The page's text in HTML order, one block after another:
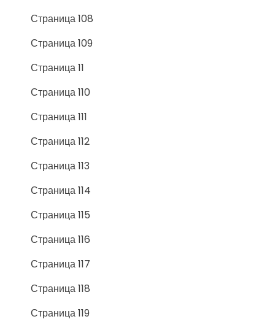
Страница 108
Страница 109
Страница 11
Страница 110
Страница 111
Страница 112
Страница 113
Страница 114
Страница 115
Страница 116
Страница 117
Страница 118
Страница 119